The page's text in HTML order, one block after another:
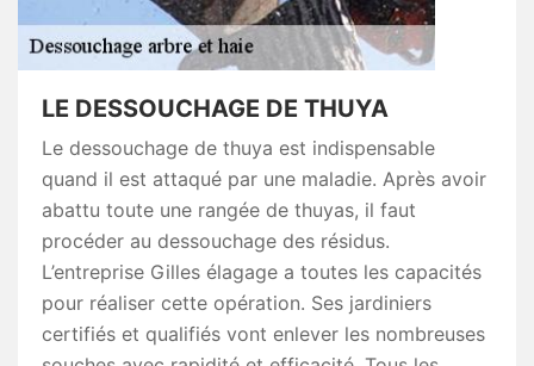
LE DESSOUCHAGE DE THUYA
Le dessouchage de thuya est indispensable
quand il est attaqué par une maladie. Après avoir
abattu toute une rangée de thuyas, il faut
procéder au dessouchage des résidus.
L’entreprise Gilles élagage a toutes les capacités
pour réaliser cette opération. Ses jardiniers
certifiés et qualifiés vont enlever les nombreuses